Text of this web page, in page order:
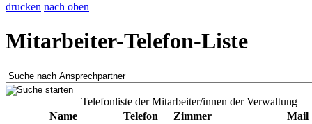
drucken nach oben
Mitarbeiter-Telefon-Liste
Telefonliste der Mitarbeiter/innen der Verwaltung
Name
Telefon Zimmer
Mail